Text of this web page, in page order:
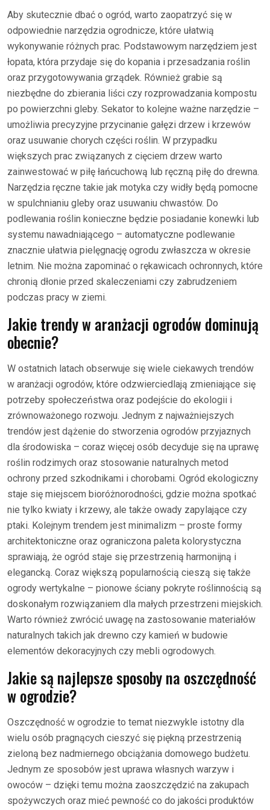
Aby skutecznie dbać o ogród, warto zaopatrzyć się w
odpowiednie narzędzia ogrodnicze, które ułatwią
wykonywanie różnych prac. Podstawowym narzędziem jest
łopata, która przydaje się do kopania i przesadzania roślin
oraz przygotowywania grządek. Również grabie są
niezbędne do zbierania liści czy rozprowadzania kompostu
po powierzchni gleby. Sekator to kolejne ważne narzędzie –
umożliwia precyzyjne przycinanie gałęzi drzew i krzewów
oraz usuwanie chorych części roślin. W przypadku
większych prac związanych z cięciem drzew warto
zainwestować w piłę łańcuchową lub ręczną piłę do drewna.
Narzędzia ręczne takie jak motyka czy widły będą pomocne
w spulchnianiu gleby oraz usuwaniu chwastów. Do
podlewania roślin konieczne będzie posiadanie konewki lub
systemu nawadniającego – automatyczne podlewanie
znacznie ułatwia pielęgnację ogrodu zwłaszcza w okresie
letnim. Nie można zapominać o rękawicach ochronnych, które
chronią dłonie przed skaleczeniami czy zabrudzeniem
podczas pracy w ziemi.
Jakie trendy w aranżacji ogrodów dominują
obecnie?
W ostatnich latach obserwuje się wiele ciekawych trendów
w aranżacji ogrodów, które odzwierciedlają zmieniające się
potrzeby społeczeństwa oraz podejście do ekologii i
zrównoważonego rozwoju. Jednym z najważniejszych
trendów jest dążenie do stworzenia ogrodów przyjaznych
dla środowiska – coraz więcej osób decyduje się na uprawę
roślin rodzimych oraz stosowanie naturalnych metod
ochrony przed szkodnikami i chorobami. Ogród ekologiczny
staje się miejscem bioróżnorodności, gdzie można spotkać
nie tylko kwiaty i krzewy, ale także owady zapylające czy
ptaki. Kolejnym trendem jest minimalizm – proste formy
architektoniczne oraz ograniczona paleta kolorystyczna
sprawiają, że ogród staje się przestrzenią harmonijną i
elegancką. Coraz większą popularnością cieszą się także
ogrody wertykalne – pionowe ściany pokryte roślinnością są
doskonałym rozwiązaniem dla małych przestrzeni miejskich.
Warto również zwrócić uwagę na zastosowanie materiałów
naturalnych takich jak drewno czy kamień w budowie
elementów dekoracyjnych czy mebli ogrodowych.
Jakie są najlepsze sposoby na oszczędność
w ogrodzie?
Oszczędność w ogrodzie to temat niezwykle istotny dla
wielu osób pragnących cieszyć się piękną przestrzenią
zieloną bez nadmiernego obciążania domowego budżetu.
Jednym ze sposobów jest uprawa własnych warzyw i
owoców – dzięki temu można zaoszczędzić na zakupach
spożywczych oraz mieć pewność co do jakości produktów